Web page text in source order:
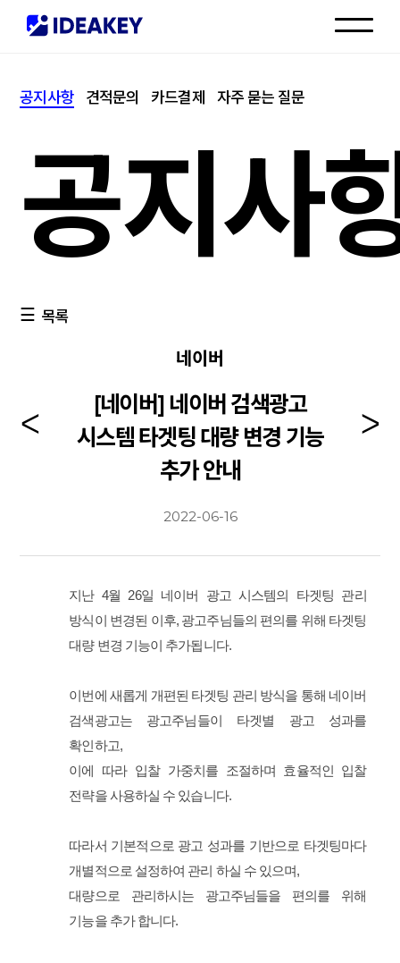
고객센터
공지사항 견적문의 카드결제 자주 묻는 질문
공지사
목록
네이버
[네이버] 네이버 검색광고
시스템 타겟팅 대량 변경 기능
추가 안내
2022-06-16
지난 4월 26일 네이버 광고 시스템의 타겟팅 관리
방식이 변경된 이후, 광고주님들의 편의를 위해 타겟팅
대량 변경 기능이 추가됩니다.
이번에 새롭게 개편된 타겟팅 관리 방식을 통해 네이버
검색광고는 광고주님들이 타겟별 광고 성과를
확인하고,
이에 따라 입찰 가중치를 조절하며 효율적인 입찰
전략을 사용하실 수 있습니다.
따라서 기본적으로 광고 성과를 기반으로 타겟팅마다
개별적으로 설정하여 관리 하실 수 있으며,
대량으로 관리하시는 광고주님들을 편의를 위해
기능을 추가 합니다.